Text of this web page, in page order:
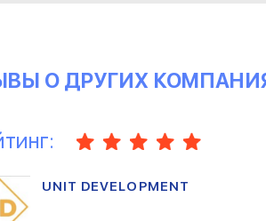
О ДРУГИХ
UNIT DEVELOPMENT